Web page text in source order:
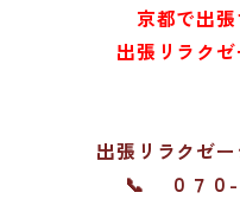
京都で出
出張リラクゼ
出張リラクゼー
📞 ０７０-